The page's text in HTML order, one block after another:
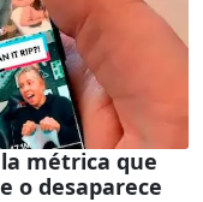
métrica que
o desaparece